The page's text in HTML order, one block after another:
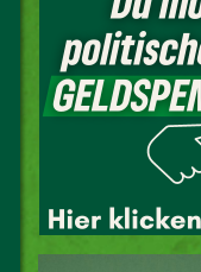
BESCHLÜSSE